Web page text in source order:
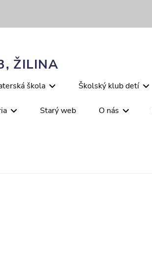
ŽILINA
škola Školský klub detí
Starý web O nás